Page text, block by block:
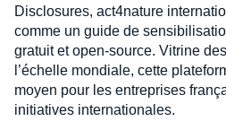
Disclosures, act4nature
comme un guide de
gratuit et open-source. Vitrine
l’échelle mondiale, cette
moyen pour les entreprises
initiatives internationales.